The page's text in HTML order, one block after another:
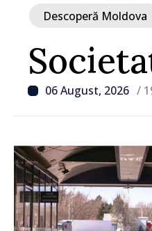
06 August, 2026 /
Descoperă Moldova